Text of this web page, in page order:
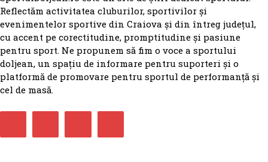
Reflectăm activitatea cluburilor, sportivilor și
evenimentelor sportive din Craiova și din întreg județul,
cu accent pe corectitudine, promptitudine și pasiune
pentru sport. Ne propunem să fim o voce a sportului
doljean, un spațiu de informare pentru suporteri și o
platformă de promovare pentru sportul de performanță și
cel de masă.